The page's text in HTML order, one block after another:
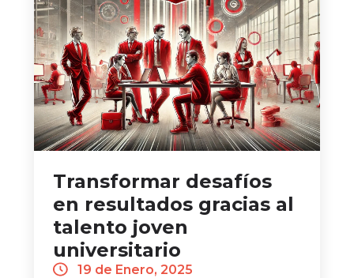
Transformar desafíos
en resultados gracias al
talento joven
universitario
19 de Enero, 2025